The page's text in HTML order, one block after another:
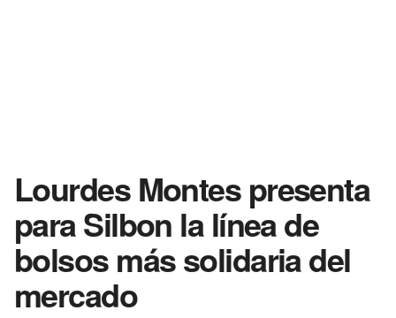
Lourdes Montes presenta
para Silbon la línea de
bolsos más solidaria del
mercado